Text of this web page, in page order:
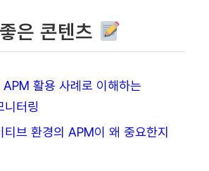
은 콘텐츠
활용 사례로 이해하는
니터링
티브 환경의 APM이 왜 중요한지